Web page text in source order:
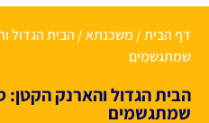
דף הבית/משכנתא/הבית הגדול
שמתגשמים
הבית הגדול והארנק הקטן:
שמתגשמים